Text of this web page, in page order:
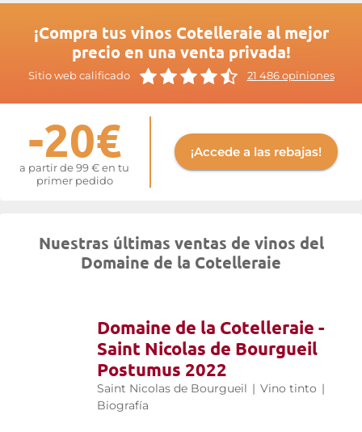
¡Compra tus vinos Cotelleraie al mejor
precio en una venta privada!
Sitio web calificado 21 486 opiniones
-20€
a partir de 99 € en tu
primer pedido
¡Accede a las rebajas!
Nuestras últimas ventas de vinos del
Domaine de la Cotelleraie
Domaine de la Cotelleraie -
Saint Nicolas de Bourgueil
Postumus 2022
Saint Nicolas de Bourgueil | Vino tinto |
Biografía